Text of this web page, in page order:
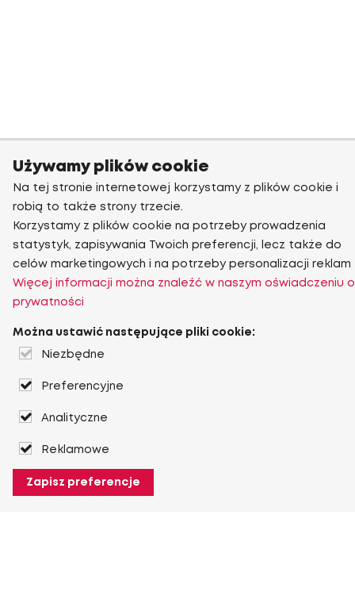
Używamy plików cookie
Na tej stronie internetowej korzystamy z plików cookie i
robią to także strony trzecie.
Korzystamy z plików cookie na potrzeby prowadzenia
statystyk, zapisywania Twoich preferencji, lecz także do
celów marketingowych i na potrzeby personalizacji reklam
Więcej informacji można znaleźć w naszym oświadczeniu o
prywatności
Można ustawić następujące pliki cookie:
Niezbędne
Preferencyjne
Analityczne
Reklamowe
Zapisz preferencje